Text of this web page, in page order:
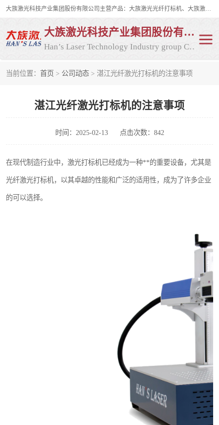
大族激光科技产业集团股份有限公司主营产品：大族激光光纤打标机、大族激光紫外打标机等，大族激光研发实力雄厚，公司拥有数百人的研发队伍，目前具有多项国际发明和国内、计算机软件着作权，多项核心技术处于国际成员之一水平，是世界上仅有的几家拥有"紫外激光"的公司之一。
大族激光科技产业集团股份有限公司
Han’s Laser Technology Industry group Co., Ltd
当前位置： 首页 > 公司动态 > 湛江光纤激光打标机的注意事项
湛江光纤激光打标机的注意事项
时间：2025-02-13 点击次数：842
在现代制造行业中，激光打标机已经成为一种**的重要设备，尤其是
光纤激光打标机，以其卓越的性能和广泛的适用性，成为了许多企业
的可以选择。
光纤激光打标机 CO2打标机
CO2激光打标机 大族激光光纤打标机
大族激光紫外打标机 二氧化碳激光打标机
二氧化碳打标机